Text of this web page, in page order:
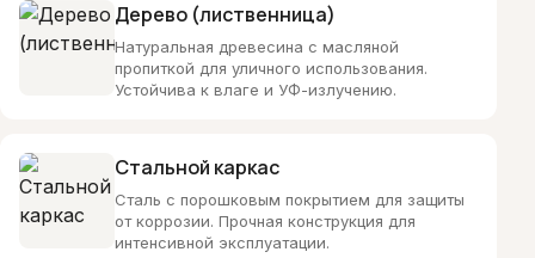
Дерево (лиственница)
Натуральная древесина с масляной
пропиткой для уличного использования.
Устойчива к влаге и УФ-излучению.
Стальной каркас
Сталь с порошковым покрытием для защиты
от коррозии. Прочная конструкция для
интенсивной эксплуатации.